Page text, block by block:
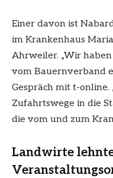
Einer davon ist
im Krankenhaus
Ahrweiler. „Wir
vom Bauernverband
Gespräch mit t-online.
Zufahrtswege in die
die vom und zum
Landwirte